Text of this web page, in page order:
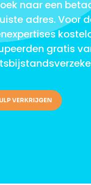
naar een
adres. Voor
gratis
VERKRIJGEN